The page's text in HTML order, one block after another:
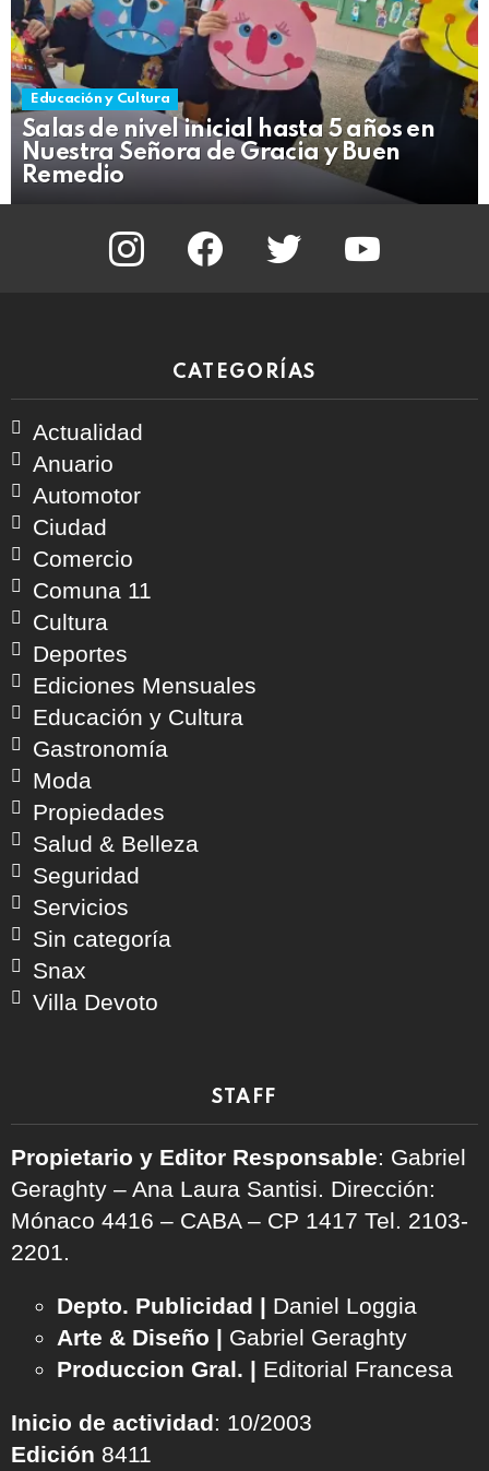
Educación y Cultura
Salas de nivel inicial hasta 5 años en
Nuestra Señora de Gracia y Buen
Remedio
instagram facebook twitter
CATEGORÍAS
Actualidad
Anuario
Automotor
Ciudad
Comercio
Comuna 11
Cultura
Deportes
Ediciones Mensuales
Educación y Cultura
Gastronomía
Moda
Propiedades
Salud & Belleza
Seguridad
Servicios
Sin categoría
Snax
Villa Devoto
STAFF
Propietario y Editor Responsable: Gabriel
Geraghty – Ana Laura Santisi. Dirección:
Mónaco 4416 – CABA – CP 1417 Tel. 2103-
2201.
Depto. Publicidad | Daniel Loggia
Arte & Diseño | Gabriel Geraghty
Produccion Gral. | Editorial Francesa
Inicio de actividad: 10/2003
Edición 8411